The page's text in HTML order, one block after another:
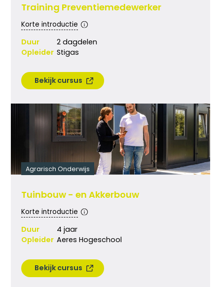
Training Preventiemedewerker
Korte introductie
Duur
2 dagdelen
Opleider Stigas
Bekijk cursus
Agrarisch Onderwijs
Tuinbouw - en Akkerbouw
Korte introductie
Duur
4 jaar
Opleider Aeres Hogeschool
Bekijk cursus